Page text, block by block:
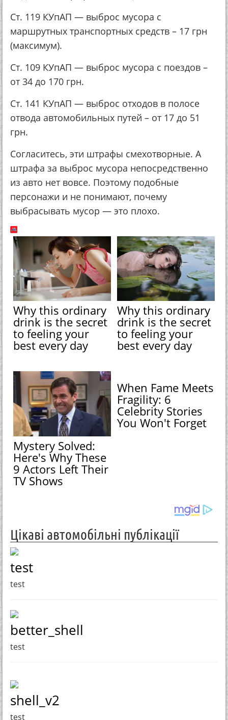
Ст. 119 КУпАП — выброс мусора с
маршрутных транспортных средств – 17 грн
(максимум).
Ст. 109 КУпАП — выброс мусора с поездов –
от 34 до 170 грн.
Ст. 141 КУпАП — выброс отходов в полосе
отвода автомобильных путей – от 17 до 51
грн.
Согласитесь, эти штрафы смехотворные. А
штрафа за выброс мусора непосредственно
из авто нет вовсе. Поэтому подобные
персонажи и не понимают, почему
выбрасывать мусор — это плохо.
Why this ordinary
drink is the secret
to feeling your
best every day
Why this ordinary
drink is the secret
to feeling your
best every day
Mystery Solved:
Here's Why These
9 Actors Left Their
TV Shows
When Fame Meets
Fragility: 6
Celebrity Stories
You Won't Forget
Цікаві автомобільні публікації
test
test
better_shell
test
shell_v2
test